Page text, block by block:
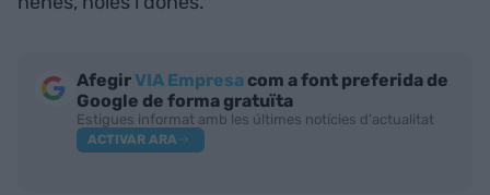
AfegirVIA Empresa com a font preferida de
Google de forma gratuïta
Estigues informat amb les últimes notícies d'actualitat
ACTIVAR ARA